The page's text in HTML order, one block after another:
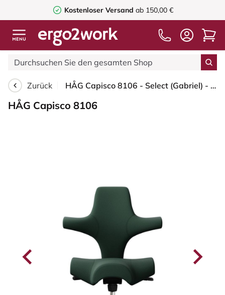
Kostenloser Versand ab 150,00 €
Zurück HÅG Capisco 8106 - Select (Gabriel) - Wolle / Polyamid - SC68209 - Dark green - Schwarz - 150mm (Sitzhöhe 40-55cm) - Bodengleiter
HÅG Capisco 8106